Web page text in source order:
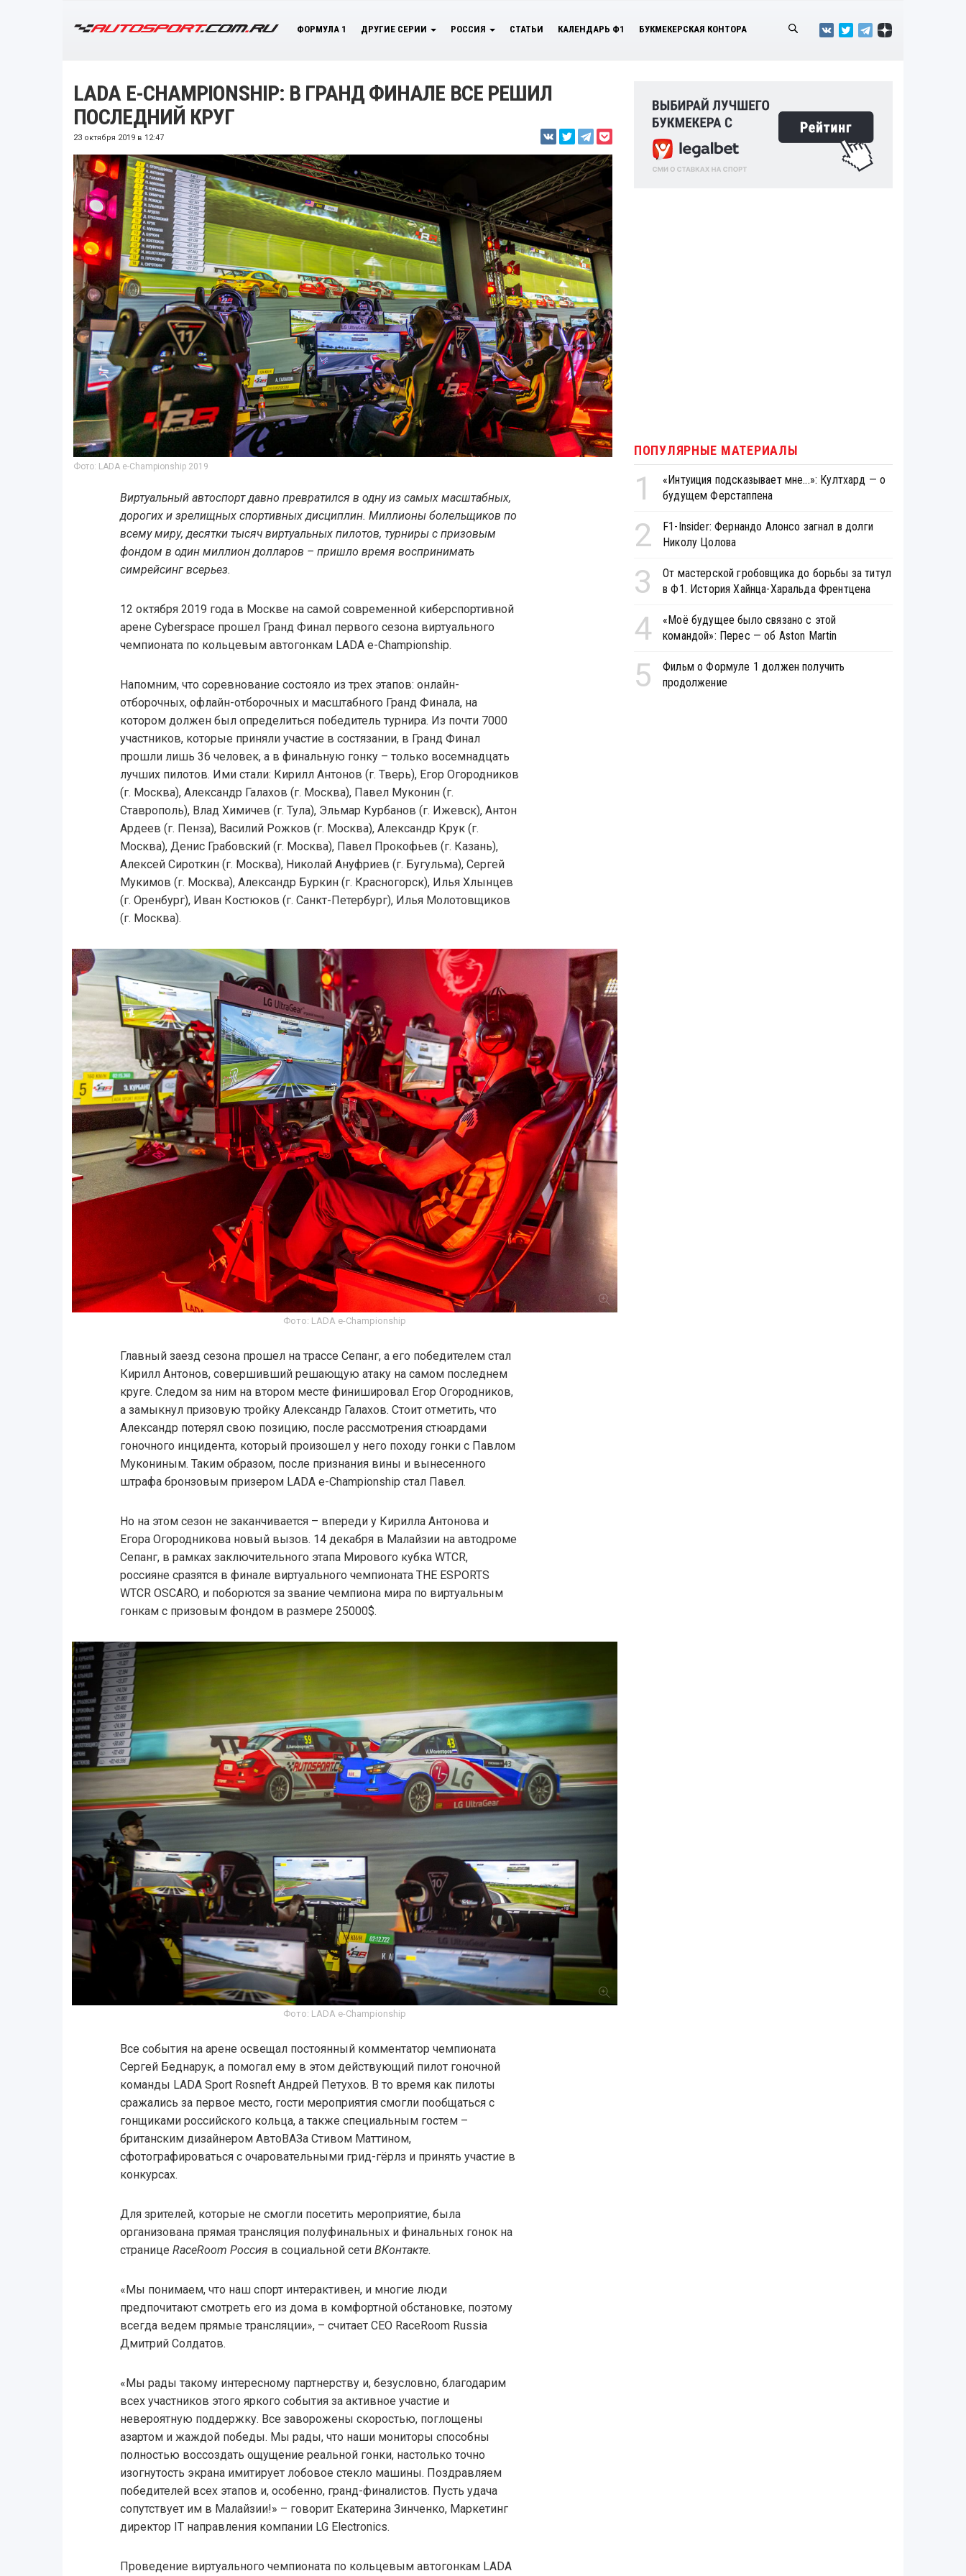
ФОРМУЛА 1 ДРУГИЕ СЕРИИ РОССИЯ СТАТЬИ КАЛЕНДАРЬ Ф1 БУКМЕКЕРСКАЯ КОНТОРА
LADA E-CHAMPIONSHIP: В ГРАНД ФИНАЛЕ ВСЕ РЕШИЛ
ПОСЛЕДНИЙ КРУГ
23 октября 2019 в 12:47
Фото: LADA e-Championship 2019
Виртуальный автоспорт давно превратился в одну из самых масштабных,
дорогих и зрелищных спортивных дисциплин. Миллионы болельщиков по
всему миру, десятки тысяч виртуальных пилотов, турниры с призовым
фондом в один миллион долларов – пришло время воспринимать
симрейсинг всерьез.
12 октября 2019 года в Москве на самой современной киберспортивной
арене Cyberspace прошел Гранд Финал первого сезона виртуального
чемпионата по кольцевым автогонкам LADA e-Championship.
Напомним, что соревнование состояло из трех этапов: онлайн-
отборочных, офлайн-отборочных и масштабного Гранд Финала, на
котором должен был определиться победитель турнира. Из почти 7000
участников, которые приняли участие в состязании, в Гранд Финал
прошли лишь 36 человек, а в финальную гонку – только восемнадцать
лучших пилотов. Ими стали: Кирилл Антонов (г. Тверь), Егор Огородников
(г. Москва), Александр Галахов (г. Москва), Павел Муконин (г.
Ставрополь), Влад Химичев (г. Тула), Эльмар Курбанов (г. Ижевск), Антон
Ардеев (г. Пенза), Василий Рожков (г. Москва), Александр Крук (г.
Москва), Денис Грабовский (г. Москва), Павел Прокофьев (г. Казань),
Алексей Сироткин (г. Москва), Николай Ануфриев (г. Бугульма), Сергей
Мукимов (г. Москва), Александр Буркин (г. Красногорск), Илья Хлынцев
(г. Оренбург), Иван Костюков (г. Санкт-Петербург), Илья Молотовщиков
(г. Москва).
Фото: LADA e-Championship
Главный заезд сезона прошел на трассе Сепанг, а его победителем стал
Кирилл Антонов, совершивший решающую атаку на самом последнем
круге. Следом за ним на втором месте финишировал Егор Огородников,
а замыкнул призовую тройку Александр Галахов. Стоит отметить, что
Александр потерял свою позицию, после рассмотрения стюардами
гоночного инцидента, который произошел у него походу гонки с Павлом
Мукониным. Таким образом, после признания вины и вынесенного
штрафа бронзовым призером LADA e-Championship стал Павел.
Но на этом сезон не заканчивается – впереди у Кирилла Антонова и
Егора Огородникова новый вызов. 14 декабря в Малайзии на автодроме
Сепанг, в рамках заключительного этапа Мирового кубка WTCR,
россияне сразятся в финале виртуального чемпионата THE ESPORTS
WTCR OSCARO, и поборются за звание чемпиона мира по виртуальным
гонкам с призовым фондом в размере 25000$.
Фото: LADA e-Championship
Все события на арене освещал постоянный комментатор чемпионата
Сергей Беднарук, а помогал ему в этом действующий пилот гоночной
команды LADA Sport Rosneft Андрей Петухов. В то время как пилоты
сражались за первое место, гости мероприятия смогли пообщаться с
гонщиками российского кольца, а также специальным гостем –
британским дизайнером АвтоВАЗа Стивом Маттином,
сфотографироваться с очаровательными грид-гёрлз и принять участие в
конкурсах.
Для зрителей, которые не смогли посетить мероприятие, была
организована прямая трансляция полуфинальных и финальных гонок на
странице RaceRoom Россия в социальной сети ВКонтакте.
«Мы понимаем, что наш спорт интерактивен, и многие люди
предпочитают смотреть его из дома в комфортной обстановке, поэтому
всегда ведем прямые трансляции», – считает CEO RaceRoom Russia
Дмитрий Солдатов.
«Мы рады такому интересному партнерству и, безусловно, благодарим
всех участников этого яркого события за активное участие и
невероятную поддержку. Все заворожены скоростью, поглощены
азартом и жаждой победы. Мы рады, что наши мониторы способны
полностью воссоздать ощущение реальной гонки, настолько точно
изогнутость экрана имитирует лобовое стекло машины. Поздравляем
победителей всех этапов и, особенно, гранд-финалистов. Пусть удача
сопутствует им в Малайзии!» – говорит Екатерина Зинченко, Маркетинг
директор IT направления компании LG Electronics.
Проведение виртуального чемпионата по кольцевым автогонкам LADA
ПОПУЛЯРНЫЕ МАТЕРИАЛЫ
1
«Интуиция подсказывает мне...»: Култхард — о
будущем Ферстаппена
2
F1-Insider: Фернандо Алонсо загнал в долги
Николу Цолова
3
От мастерской гробовщика до борьбы за титул
в Ф1. История Хайнца-Харальда Френтцена
4
«Моё будущее было связано с этой
командой»: Перес — об Aston Martin
5
Фильм о Формуле 1 должен получить
продолжение